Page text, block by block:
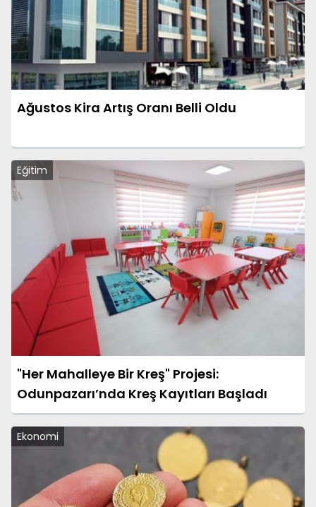
Ağustos Kira Artış Oranı Belli Oldu
Eğitim
"Her Mahalleye Bir Kreş" Projesi:
Odunpazarı’nda Kreş Kayıtları Başladı
Ekonomi